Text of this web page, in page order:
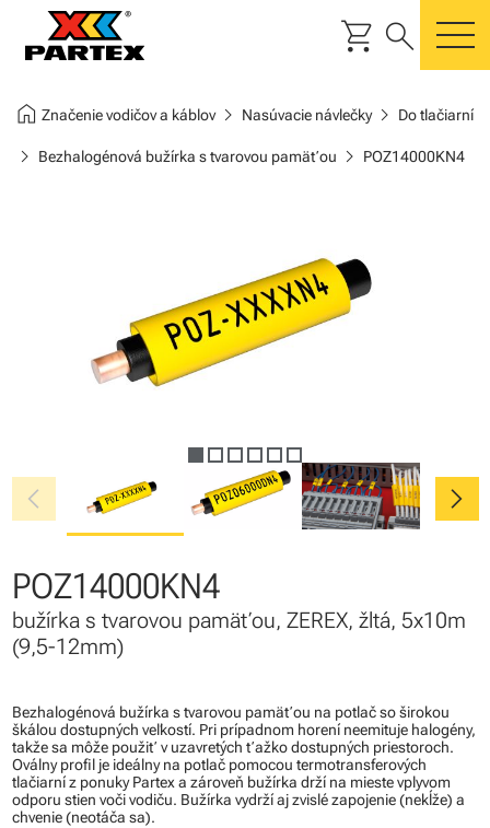
shopping_cart search
home Značenie vodičov a káblovchevron_right Nasúvacie návlečkychevron_right Do tlačiarní
chevron_right Bezhalogénová bužírka s tvarovou pamäťou chevron_right POZ14000KN4
chevron_left chevron_right
POZ14000KN4
bužírka s tvarovou pamäťou, ZEREX, žltá, 5x10m
(9,5-12mm)
Bezhalogénová bužírka s tvarovou pamäťou na potlač so širokou
škálou dostupných veľkostí. Pri prípadnom horení neemituje halogény,
takže sa môže použiť v uzavretých ťažko dostupných priestoroch.
Oválny profil je ideálny na potlač pomocou termotransferových
tlačiarní z ponuky Partex a zároveň bužírka drží na mieste vplyvom
odporu stien voči vodiču. Bužírka vydrží aj zvislé zapojenie (nekĺže) a
chvenie (neotáča sa).